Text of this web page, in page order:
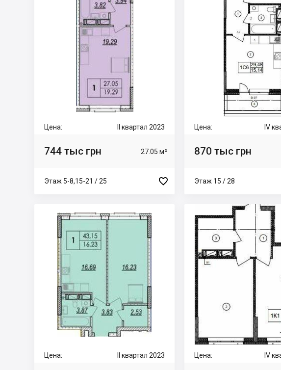
Цена: II квартал 2023
744 тыс грн 27.05 м²
Этаж 5-8,15-21 / 25 
Цена: IV
870 тыс грн
Этаж 15 / 28
Цена: II квартал 2023 Цена: IV